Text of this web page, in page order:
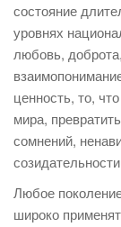
состояние
уровнях
любовь,
ценность, то,
мира,
сомнений,
Любое
широко